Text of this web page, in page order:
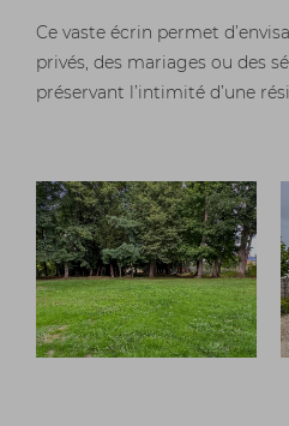
Ce vaste écrin permet
privés, des mariages ou des
préservant l’intimité d’une